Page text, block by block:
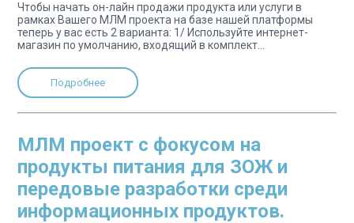
Чтобы начать он-лайн продажи продукта или услуги в
рамках Вашего МЛМ проекта на базе нашей платформы
теперь у вас есть 2 варианта: 1/ Используйте интернет-
магазин по умолчанию, входящий в комплект...
Подробнее
МЛМ проект с фокусом на
продукты питания для ЗОЖ и
передовые разработки среди
информационных продуктов.